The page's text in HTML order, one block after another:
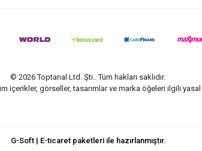
© 2026 Toptanal Ltd. Şti.. Tüm hakları saklıdır.
görseller, tasarımlar ve marka öğeleri ilgili
G-Soft | E-ticaret paketleri ile hazırlanmıştır.